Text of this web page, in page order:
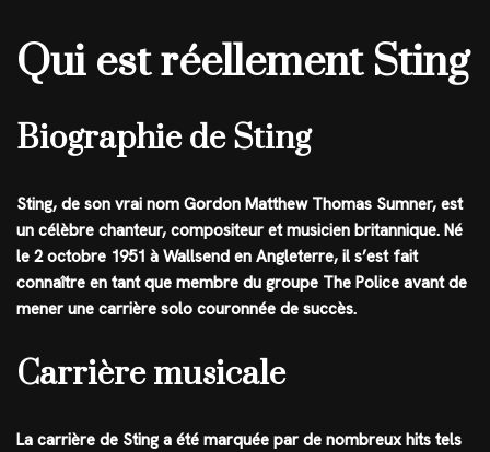
Qui est réellement Sting
Biographie de Sting
Sting, de son vrai nom Gordon Matthew Thomas Sumner, est
un célèbre chanteur, compositeur et musicien britannique. Né
le 2 octobre 1951 à Wallsend en Angleterre, il s’est fait
connaître en tant que membre du groupe The Police avant de
mener une carrière solo couronnée de succès.
Carrière musicale
La carrière de Sting a été marquée par de nombreux hits tels